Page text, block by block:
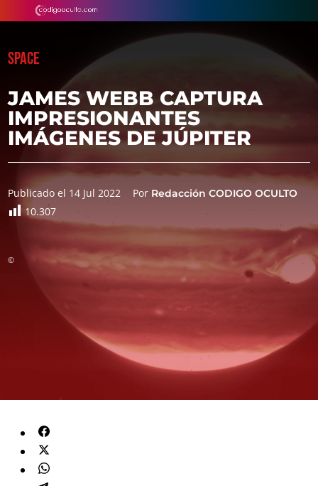
SPACE
JAMES WEBB CAPTURA
IMPRESIONANTES
IMÁGENES DE JÚPITER
Publicado el 14 Jul 2022 Por Redacción CODIGO OCULTO
10.307
©